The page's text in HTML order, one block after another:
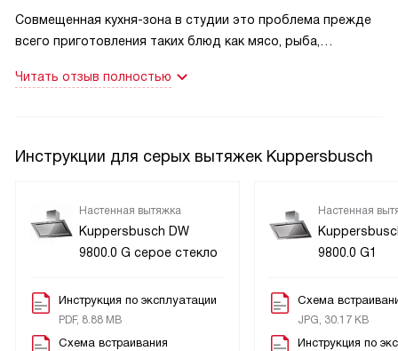
Совмещенная кухня-зона в студии это проблема прежде
всего приготовления таких блюд как мясо, рыба,
проблема для нас полностью решена благодаря вытяжке
моется в обычной посудомойке. Готовка и еда
превратились в радость и удовольствие. Часто жарю
чесночную подливку. И никаких сторонних запахов в
студии!
Читать отзыв полностью
Инструкции для серых вытяжек Kuppersbusch
Настенная вытяжка
Kuppersbusch DW
9800.0 G серое стекло
Инструкция по эксплуатации
PDF, 8.88 MB
Схема встраивания
Настенная
9800.0 G1
Схема
JPG, 30.17 KB
Инструкция по